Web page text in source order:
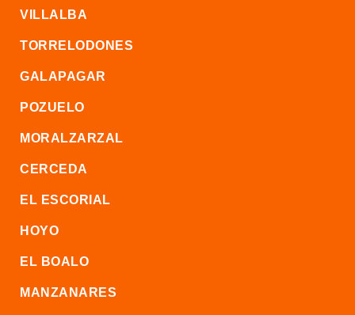
VILLALBA
TORRELODONES
GALAPAGAR
POZUELO
MORALZARZAL
CERCEDA
EL ESCORIAL
HOYO
EL BOALO
MANZANARES